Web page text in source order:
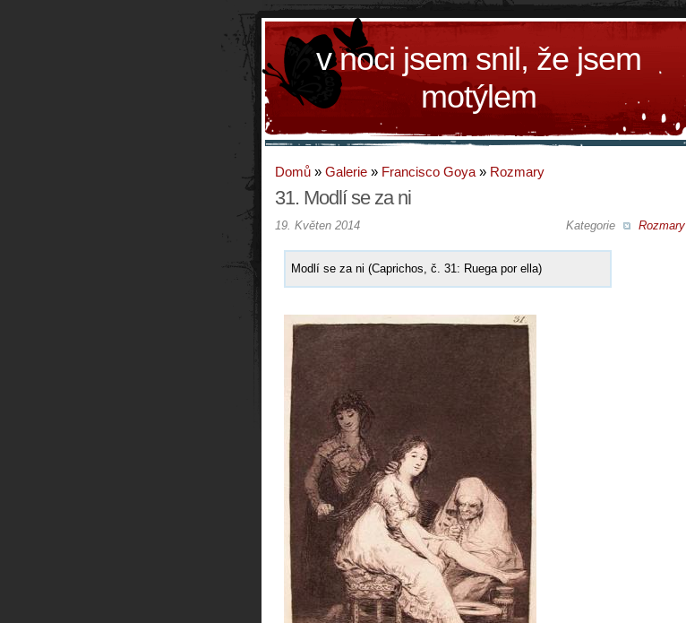
v noci jsem snil, že jsem
motýlem
Domů » Galerie » Francisco Goya » Rozmary
31. Modlí se za ni
Kategorie Rozmary
19. Květen 2014
Modlí se za ni (Caprichos, č. 31: Ruega por ella)